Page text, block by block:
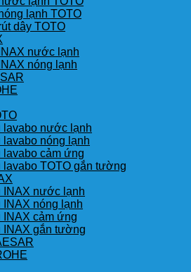
lạnh TOTO
dây TOTO
nước lạnh
nóng lạnh
lavabo nước lạnh
lavabo nóng lạnh
lavabo cảm ứng
lavabo TOTO gắn tường
INAX nước lạnh
INAX nóng lạnh
INAX cảm ứng
INAX gắn tường